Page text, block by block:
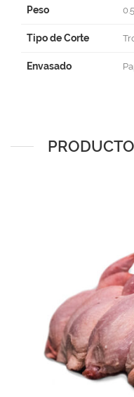
Peso
Tipo de Corte
Envasado